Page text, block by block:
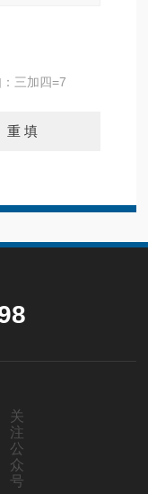
三加四=7
关
注
公
众
号